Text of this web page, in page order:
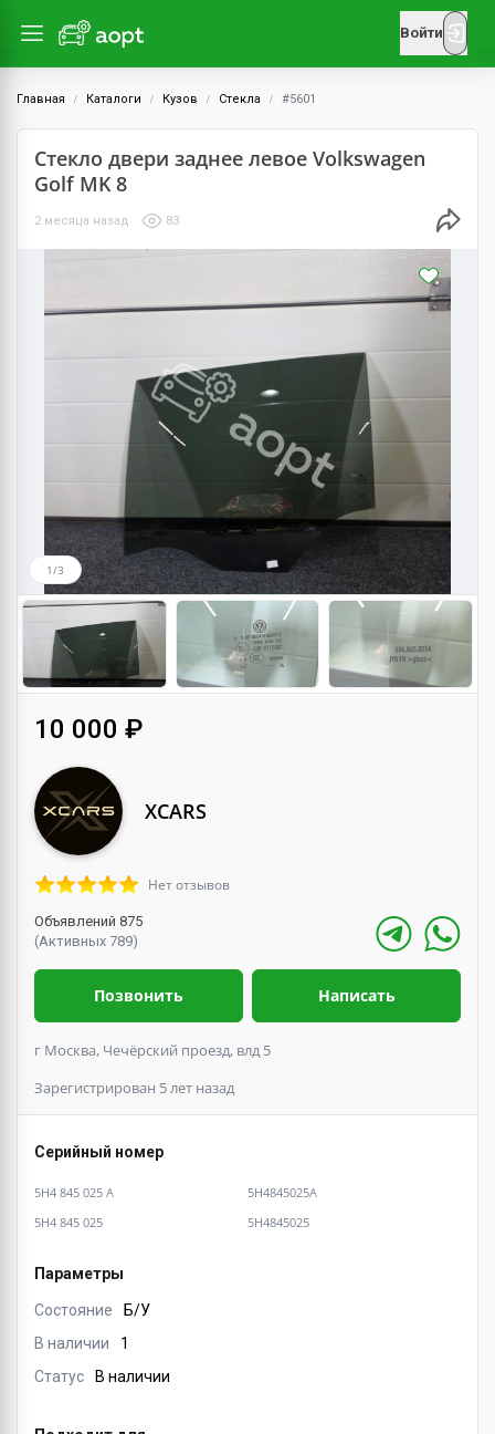
Войти
Главная Каталоги Кузов Стекла #5601
Стекло двери заднее левое Volkswagen
Golf MK 8
2 месяца назад 83
1/3
10 000 ₽
XCARS
Нет отзывов
Объявлений 875
(Активных 789)
Позвонить Написать
г Москва, Чечёрский проезд, влд 5
Зарегистрирован 5 лет назад
Серийный номер
5H4 845 025 A
5H4845025A
5H4 845 025
5H4845025
Параметры
Состояние
Б/У
В наличии
1
Статус
В наличии